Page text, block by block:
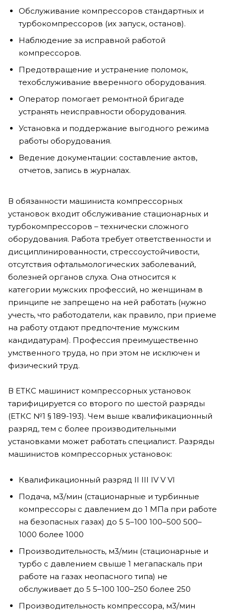
Обслуживание компрессоров стандартных и
турбокомпрессоров (их запуск, останов).
Наблюдение за исправной работой
компрессоров.
Предотвращение и устранение поломок,
техобслуживание вверенного оборудования.
Оператор помогает ремонтной бригаде
устранять неисправности оборудования.
Установка и поддержание выгодного режима
работы оборудования.
Ведение документации: составление актов,
отчетов, запись в журналах.
В обязанности машиниста компрессорных
установок входит обслуживание стационарных и
турбокомпрессоров – технически сложного
оборудования. Работа требует ответственности и
дисциплинированности, стрессоустойчивости,
отсутствия офтальмологических заболеваний,
болезней органов слуха. Она относится к
категории мужских профессий, но женщинам в
принципе не запрещено на ней работать (нужно
учесть, что работодатели, как правило, при приеме
на работу отдают предпочтение мужским
кандидатурам). Профессия преимущественно
умственного труда, но при этом не исключен и
физический труд.
В ЕТКС машинист компрессорных установок
тарифицируется со второго по шестой разряды
(ЕТКС №1 § 189-193). Чем выше квалификационный
разряд, тем с более производительными
установками может работать специалист. Разряды
машинистов компрессорных установок:
Квалификационный разряд II III IV V VI
Подача, м3/мин (стационарные и турбинные
компрессоры с давлением до 1 МПа при работе
на безопасных газах) до 5 5–100 100–500 500–
1000 более 1000
Производительность, м3/мин (стационарные и
турбо с давлением свыше 1 мегапаскаль при
работе на газах неопасного типа) не
обслуживает до 5 5–100 100–250 более 250
Производительность компрессора, м3/мин